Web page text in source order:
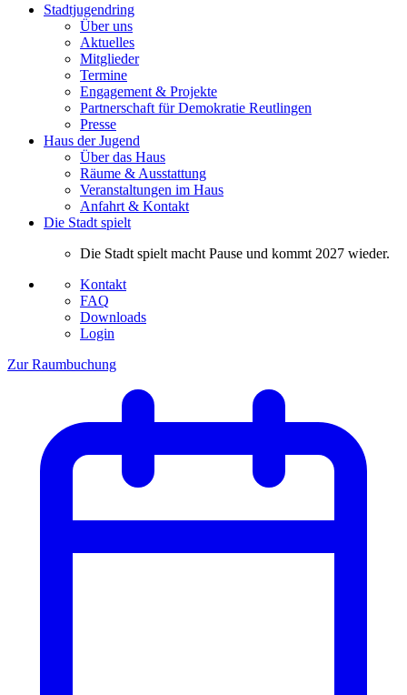
Stadtjugendring
Über uns
Aktuelles
Mitglieder
Termine
Engagement & Projekte
Partnerschaft für Demokratie Reutlingen
Presse
Haus der Jugend
Über das Haus
Räume & Ausstattung
Veranstaltungen im Haus
Anfahrt & Kontakt
Die Stadt spielt
Die Stadt spielt macht Pause und kommt 2027 wieder.
Kontakt
FAQ
Downloads
Login
Zur Raumbuchung